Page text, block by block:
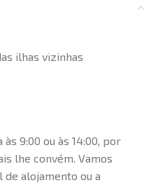
ilhas vizinhas
9:00 ou às 14:00, por
lhe convém. Vamos
alojamento ou a